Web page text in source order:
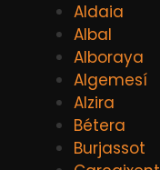
Aldaia
Albal
Alboraya
Algemesí
Alzira
Bétera
Burjassot